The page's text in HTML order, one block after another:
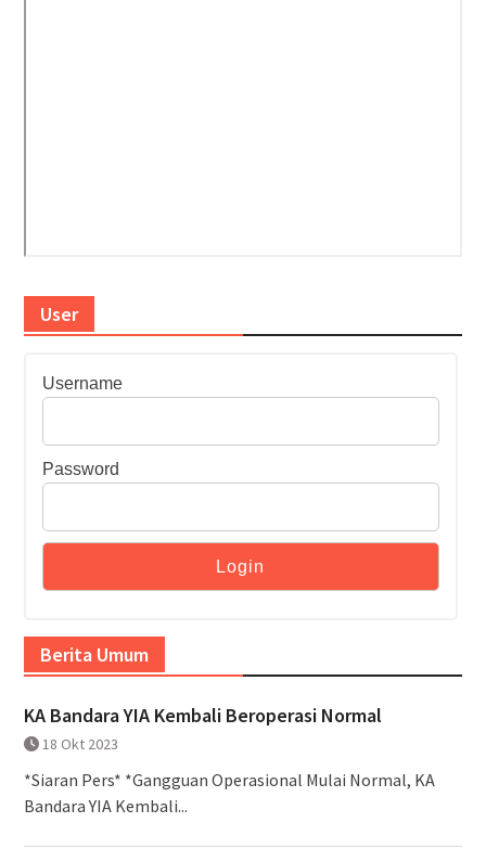
User
Username
Password
Berita Umum
KA Bandara YIA Kembali Beroperasi Normal
18 Okt 2023
*Siaran Pers* *Gangguan Operasional Mulai Normal, KA
Bandara YIA Kembali...